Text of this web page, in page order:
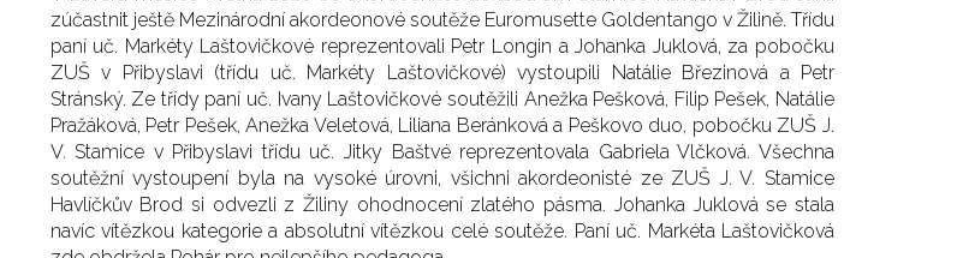
zúčastnit ještě Mezinárodní akordeonové soutěže Euromusette Goldentango v Žilině. Třídu
paní uč. Markéty Laštovičkové reprezentovali Petr Longin a Johanka Juklová, za pobočku
ZUŠ v Přibyslavi (třídu uč. Markéty Laštovičkové) vystoupili Natálie Březinová a Petr
Stránský. Ze třídy paní uč. Ivany Laštovičkové soutěžili Anežka Pešková, Filip Pešek, Natálie
Pražáková, Petr Pešek, Anežka Veletová, Liliana Beránková a Peškovo duo, pobočku ZUŠ J.
V. Stamice v Přibyslavi třídu uč. Jitky Baštvé reprezentovala Gabriela Vlčková. Všechna
soutěžní vystoupení byla na vysoké úrovni, všichni akordeonisté ze ZUŠ J. V. Stamice
Havlíčkův Brod si odvezli z Žiliny ohodnocení zlatého pásma. Johanka Juklová se stala
navíc vítězkou kategorie a absolutní vítězkou celé soutěže. Paní uč. Markéta Laštovičková